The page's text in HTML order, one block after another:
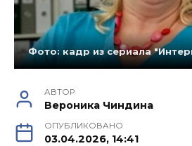
Фото: кадр из сериала
АВТОР
Вероника Чиндина
ОПУБЛИКОВАНО
03.04.2026, 14:41